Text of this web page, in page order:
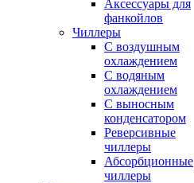
Аксессуары для
фанкойлов
Чиллеры
С воздушным
охлаждением
С водяным
охлаждением
С выносным
конденсатором
Реверсивные
чиллеры
Абсорбционные
чиллеры